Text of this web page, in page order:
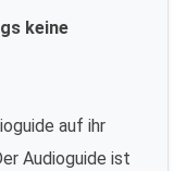
keine
auf ihr
Audioguide ist